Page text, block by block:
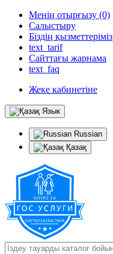
Менің отырғызу (0)
Салыстыру
Біздің қызметтеріміз
text_tarif
Сайттағы жарнама
text_faq
Жеке кабинетіне
Язык
Russian
Қазақ